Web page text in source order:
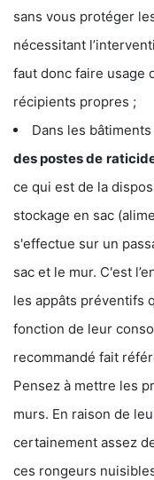
sans vous protéger
nécessitant
faut donc faire usage
récipients propres ;
Dans les
des postes de
ce qui est de la
stockage en sac
s'effectue sur un
sac et le mur. C'est
les appâts préventifs
fonction de leur
recommandé fait
Pensez à mettre les
murs. En raison de
certainement assez
ces rongeurs